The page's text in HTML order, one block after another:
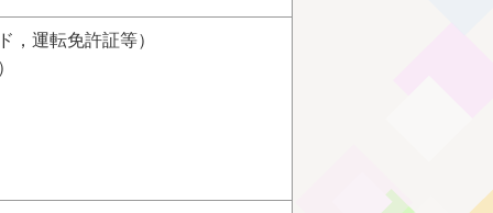
，運転免許証等）